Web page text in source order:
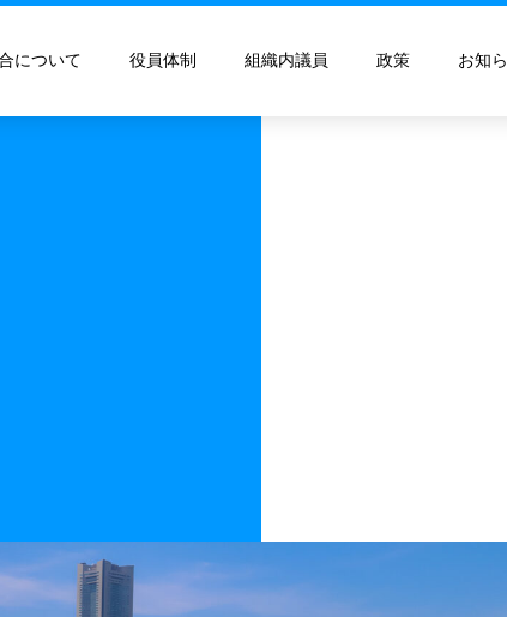
について 役員体制 組織内議員 政策 お知